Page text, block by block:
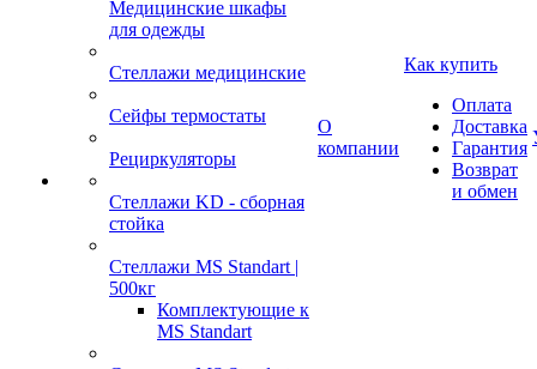
Медицинские шкафы
для одежды
Стеллажи медицинские
Сейфы термостаты
Рециркуляторы
Стеллажи KD - сборная
стойка
Стеллажи MS Standart |
500кг
Комплектующие к
MS Standart
О
компании
Как купить
Оплата
Доставка
Гарантия
Возврат
и обмен